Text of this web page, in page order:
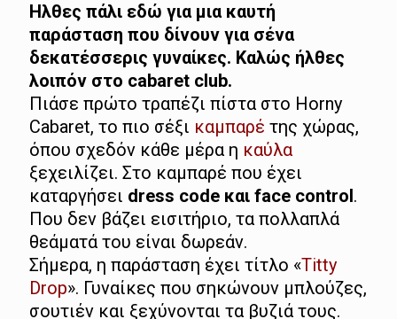
Ηλθες πάλι εδώ για μια καυτή
παράσταση που δίνουν για σένα
δεκατέσσερις γυναίκες. Καλώς ήλθες
λοιπόν στο cabaret club.
Πιάσε πρώτο τραπέζι πίστα στο Horny
Cabaret, το πιο σέξι καμπαρέ της χώρας,
όπου σχεδόν κάθε μέρα η καύλα
ξεχειλίζει. Στο καμπαρέ που έχει
καταργήσει dress code και face control.
Που δεν βάζει εισιτήριο, τα πολλαπλά
θεάματά του είναι δωρεάν.
Σήμερα, η παράσταση έχει τίτλο «Titty
Drop». Γυναίκες που σηκώνουν μπλούζες,
σουτιέν και ξεχύνονται τα βυζιά τους.